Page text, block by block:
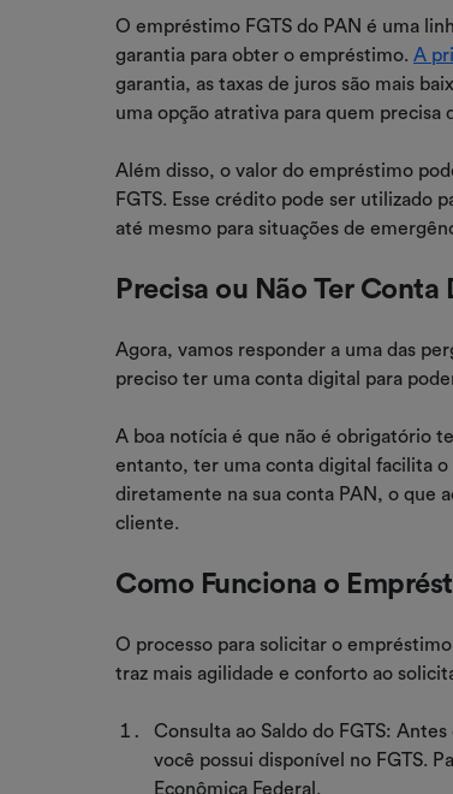
O empréstimo FGTS do PAN é uma
garantia para obter o empréstimo. A
garantia, as taxas de juros são mais
uma opção atrativa para quem
Além disso, o valor do empréstimo
FGTS. Esse crédito pode ser utilizado
até mesmo para situações de
Precisa ou Não Ter
Agora, vamos responder a uma das
preciso ter uma conta digital para
A boa notícia é que não é obrigatório
entanto, ter uma conta digital facilita
diretamente na sua conta PAN, o que
cliente.
Como Funciona o
O processo para solicitar o
traz mais agilidade e conforto ao
Consulta ao Saldo do FGTS:
você possui disponível no FGTS.
Econômica Federal.